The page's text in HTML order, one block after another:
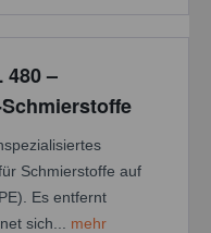
480 –
Schmierstoffe auf
Es entfernt
sich... mehr